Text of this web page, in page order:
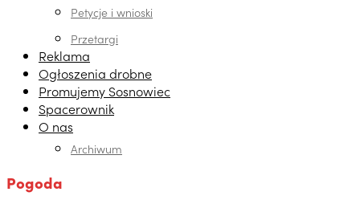
Petycje i wnioski
Przetargi
Reklama
Ogłoszenia drobne
Promujemy Sosnowiec
Spacerownik
O nas
Archiwum
Pogoda